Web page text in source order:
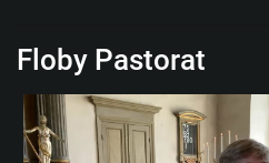
Floby Pastorat